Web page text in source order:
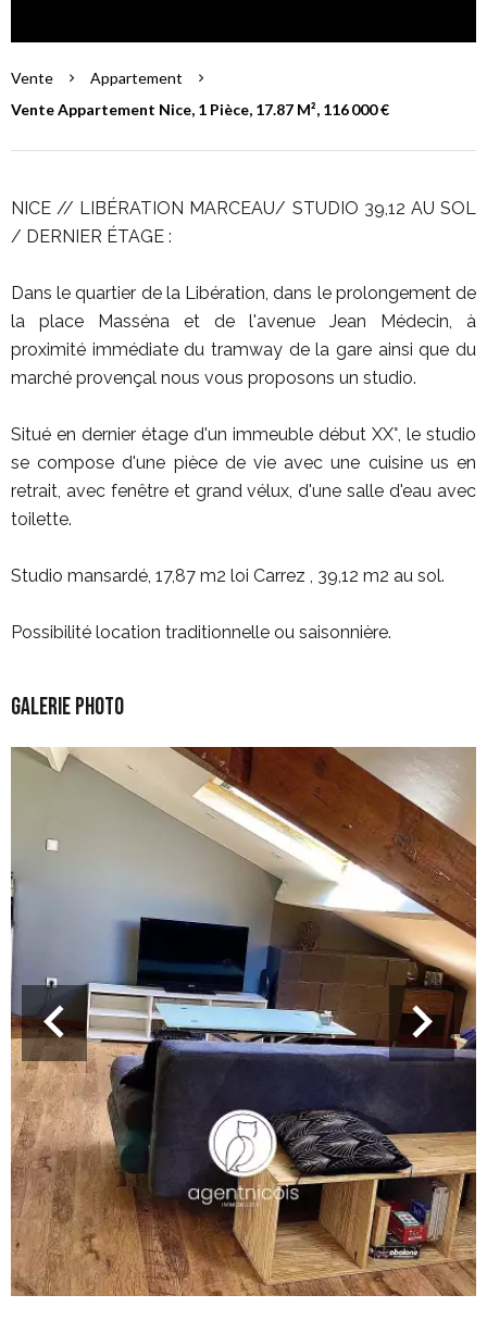
Vente
Appartement
Vente Appartement Nice, 1 Pièce, 17.87 M², 116 000 €
NICE // LIBÉRATION MARCEAU/ STUDIO 39,12 AU SOL
/ DERNIER ÉTAGE :
Dans le quartier de la Libération, dans le prolongement de
la place Masséna et de l'avenue Jean Médecin, à
proximité immédiate du tramway de la gare ainsi que du
marché provençal nous vous proposons un studio.
Situé en dernier étage d'un immeuble début XX°, le studio
se compose d'une pièce de vie avec une cuisine us en
retrait, avec fenêtre et grand vélux, d'une salle d'eau avec
toilette.
Studio mansardé, 17,87 m2 loi Carrez , 39,12 m2 au sol.
Possibilité location traditionnelle ou saisonnière.
Galerie photo